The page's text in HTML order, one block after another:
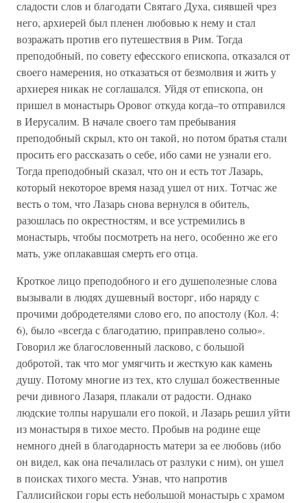
сладости слов и благодати Святаго Духа, сиявшей чрез
него, архиерей был пленен любовью к нему и стал
возражать против его путешествия в Рим. Тогда
преподобный, по совету ефесского епископа, отказался от
своего намерения, но отказаться от безмолвия и жить у
архиерея никак не соглашался. Уйдя от епископа, он
пришел в монастырь Оровог откуда когда–то отправился
в Иерусалим. В начале своего там пребывания
преподобный скрыл, кто он такой, но потом братья стали
просить его рассказать о себе, ибо сами не узнали его.
Тогда преподобный сказал, что он и есть тот Лазарь,
который некоторое время назад ушел от них. Тотчас же
весть о том, что Лазарь снова вернулся в обитель,
разошлась по окрестностям, и все устремились в
монастырь, чтобы посмотреть на него, особенно же его
мать, уже оплакавшая смерть его отца.
Кроткое лицо преподобного и его душеполезные слова
вызывали в людях душевный восторг, ибо наряду с
прочими добродетелями слово его, по апостолу (Кол. 4:
6), было «всегда с благодатию, приправлено солью».
Говорил же благословенный ласково, с большой
добротой, так что мог умягчить и жесткую как камень
душу. Потому многие из тех, кто слушал божественные
речи дивного Лазаря, плакали от радости. Однако
людские толпы нарушали его покой, и Лазарь решил уйти
из монастыря в тихое место. Пробыв на родине еще
немного дней в благодарность матери за ее любовь (ибо
он видел, как она печалилась от разлуки с ним), он ушел
в поисках тихого места. Узнав, что напротив
Галлисийскои горы есть небольшой монастырь с храмом